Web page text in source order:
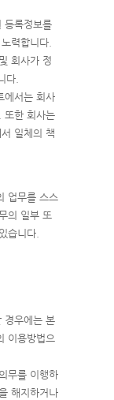
등록정보를
력합니다.
회사가 정
다.
에서는 회사
또한 회사는
일체의 책
업무를 스스
의 일부 또
습니다.
경우에는 본
이용방법으
무를 이행하
해지하거나